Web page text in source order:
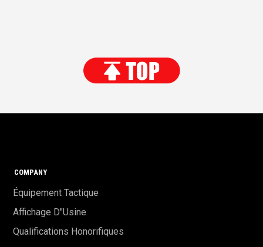
COMPANY
Équipement Tactique
Affichage D"usine
Qualifications Honorifiques